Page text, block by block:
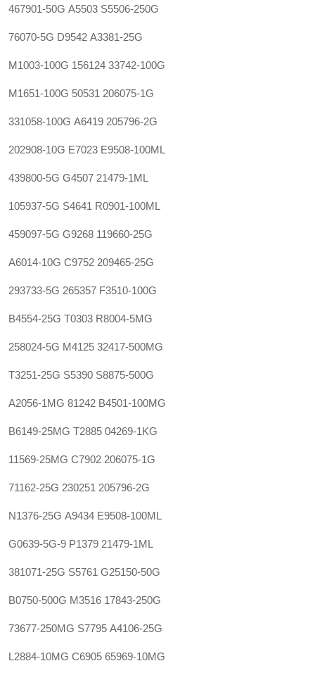
467901-50G A5503 S5506-250G
76070-5G D9542 A3381-25G
M1003-100G 156124 33742-100G
M1651-100G 50531 206075-1G
331058-100G A6419 205796-2G
202908-10G E7023 E9508-100ML
439800-5G G4507 21479-1ML
105937-5G S4641 R0901-100ML
459097-5G G9268 119660-25G
A6014-10G C9752 209465-25G
293733-5G 265357 F3510-100G
B4554-25G T0303 R8004-5MG
258024-5G M4125 32417-500MG
T3251-25G S5390 S8875-500G
A2056-1MG 81242 B4501-100MG
B6149-25MG T2885 04269-1KG
11569-25MG C7902 206075-1G
71162-25G 230251 205796-2G
N1376-25G A9434 E9508-100ML
G0639-5G-9 P1379 21479-1ML
381071-25G S5761 G25150-50G
B0750-500G M3516 17843-250G
73677-250MG S7795 A4106-25G
L2884-10MG C6905 65969-10MG